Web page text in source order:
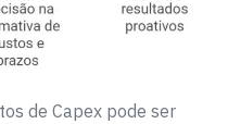
de Capex pode ser